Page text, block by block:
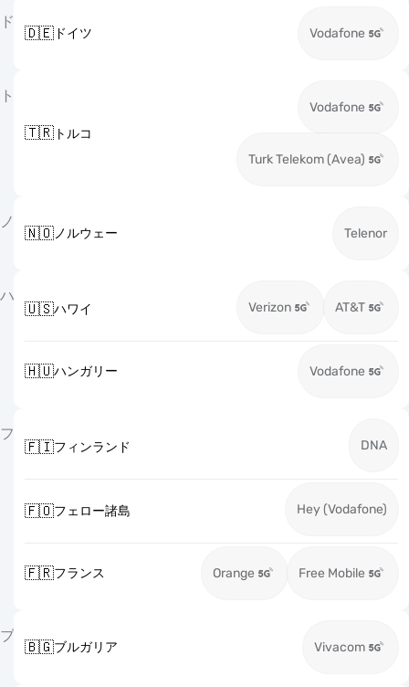
ド
🇩🇪ドイツ Vodafone
ト
🇹🇷トルコ
Vodafone
Turk Telekom (Avea)
ノ
🇳🇴ノルウェー Telenor
ハ
🇺🇸ハワイ Verizon AT&T
🇭🇺ハンガリー Vodafone
フ
🇫🇮フィンランド DNA
🇫🇴フェロー諸島 Hey (Vodafone)
🇫🇷フランス Orange Free Mobile
ブ
🇧🇬ブルガリア Vivacom